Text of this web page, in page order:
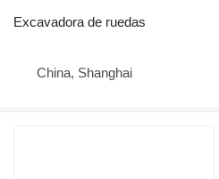
Excavadora de ruedas
China, Shanghai